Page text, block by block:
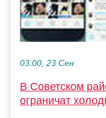
03:00, 23 Сен
В Советском
ограничат